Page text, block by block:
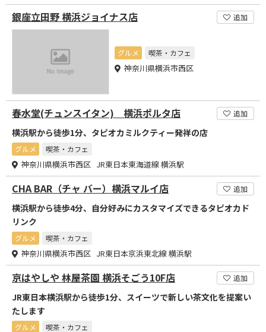
銀座立田野 横浜ジョイナス店 追加
グルメ 喫茶・カフェ
神奈川県横浜市西区
春水堂(チュンスイタン) 横浜ポルタ店 追加
横浜駅から徒歩1分、タピオカミルクティー発祥の店
グルメ 喫茶・カフェ
神奈川県横浜市西区 JR東日本東海道線 横浜駅
CHA BAR（チャ バー）横浜マルイ店 追加
横浜駅から徒歩4分、自分好みにカスタマイズできるタピオカド
リンク
グルメ 喫茶・カフェ
神奈川県横浜市西区 JR東日本京浜東北線 横浜駅
京はやしや 林屋茶園 横浜そごう10F店 追加
JR東日本横浜駅から徒歩1分、スイーツで新しい茶文化を提案い
たします
グルメ 喫茶・カフェ